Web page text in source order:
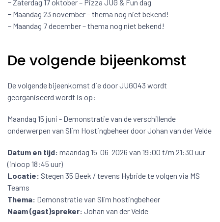
− Zaterdag 17 oktober – Pizza JUG & Fun dag
− Maandag 23 november – thema nog niet bekend!
− Maandag 7 december – thema nog niet bekend!
De volgende bijeenkomst
De volgende bijeenkomst die door JUG043 wordt
georganiseerd wordt is op:
Maandag 15 juni - Demonstratie van de verschillende
onderwerpen van Slim Hostingbeheer door Johan van der Velde
Datum en tijd: maandag 15-06-2026 van 19:00 t/m 21:30 uur
(inloop 18:45 uur)
Locatie: Stegen 35 Beek / tevens Hybride te volgen via MS
Teams
Thema: Demonstratie van Slim hostingbeheer
Naam (gast)spreker: Johan van der Velde